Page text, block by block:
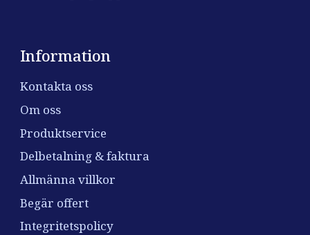
Information
Kontakta oss
Om oss
Produktservice
Delbetalning & faktura
Allmänna villkor
Begär offert
Integritetspolicy